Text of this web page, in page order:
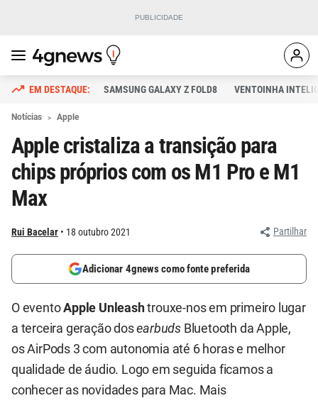
SAMSUNG GALAXY Z FOLD8 VENTOINHA
Notícias Apple
Apple cristaliza a transição para
chips próprios com os M1 Pro e M1
Max
Rui Bacelar 18 outubro 2021 Partilhar
Adicionar 4gnews como fonte preferida
O eventoApple Unleashtrouxe-nos em primeiro lugar
a terceira geração dosearbuds Bluetooth da Apple,
os AirPods 3 com autonomia até 6 horas e melhor
qualidade de áudio. Logo em seguida ficamos a
conhecer as novidades para Mac. Mais